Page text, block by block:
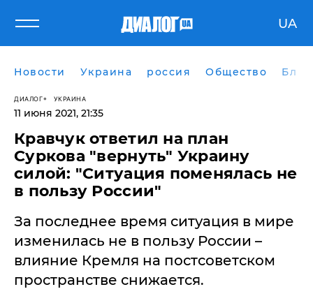
UA
Новости Украина россия Общество
ДИАЛОГ УКРАИНА
11 июня 2021, 21:35
Кравчук ответил на план
Суркова "вернуть" Украину
силой: "Ситуация поменялась не
в пользу России"
За последнее время ситуация в мире
изменилась не в пользу России –
влияние Кремля на постсоветском
пространстве снижается.